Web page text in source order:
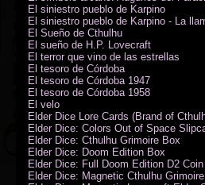
El siniestro pueblo de Karpino
El siniestro pueblo de Karpino - La
El Sueño de Cthulhu
El sueño de H.P. Lovecraft
El terror que vino de las estrellas
El tesoro de Córdoba
El tesoro de Córdoba 1947
El tesoro de Córdoba 1958
El velo
Elder Dice Lore Cards (Brand of
Elder Dice: Colors Out of Space
Elder Dice: Cthulhu Grimoire Box
Elder Dice: Doom Edition Box
Elder Dice: Full Doom Edition D2
Elder Dice: Magnetic Cthulhu